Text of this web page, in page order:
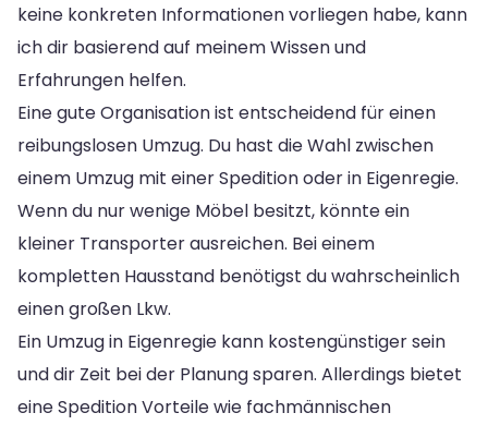
keine konkreten Informationen vorliegen habe, kann
ich dir basierend auf meinem Wissen und
Erfahrungen helfen.
Eine gute Organisation ist entscheidend für einen
reibungslosen Umzug. Du hast die Wahl zwischen
einem Umzug mit einer Spedition oder in Eigenregie.
Wenn du nur wenige Möbel besitzt, könnte ein
kleiner Transporter ausreichen. Bei einem
kompletten Hausstand benötigst du wahrscheinlich
einen großen Lkw.
Ein Umzug in Eigenregie kann kostengünstiger sein
und dir Zeit bei der Planung sparen. Allerdings bietet
eine Spedition Vorteile wie fachmännischen